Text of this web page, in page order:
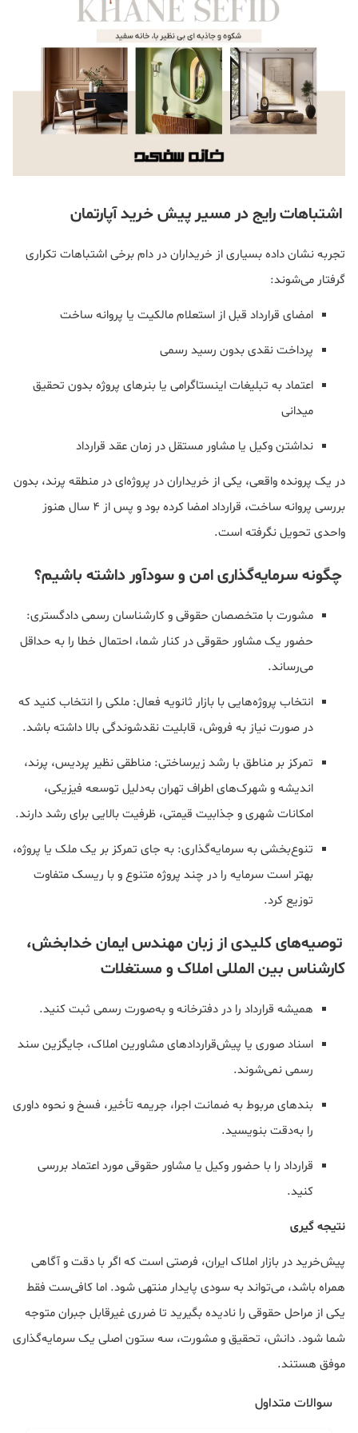
اشتباهات رایج در مسیر پیش‌ خرید آپارتمان
تجربه نشان داده بسیاری از خریداران در دام برخی اشتباهات تکراری
گرفتار می‌شوند:
امضای قرارداد قبل از استعلام مالکیت یا پروانه ساخت
پرداخت نقدی بدون رسید رسمی
اعتماد به تبلیغات اینستاگرامی یا بنرهای پروژه بدون تحقیق
میدانی
نداشتن وکیل یا مشاور مستقل در زمان عقد قرارداد
در یک پرونده واقعی، یکی از خریداران در پروژه‌ای در منطقه پرند، بدون
بررسی پروانه ساخت، قرارداد امضا کرده بود و پس از ۴ سال هنوز
واحدی تحویل نگرفته است.
چگونه سرمایه‌گذاری امن و سودآور داشته باشیم؟
مشورت با متخصصان حقوقی و کارشناسان رسمی دادگستری:
حضور یک مشاور حقوقی در کنار شما، احتمال خطا را به حداقل
می‌رساند.
انتخاب پروژه‌هایی با بازار ثانویه فعال: ملکی را انتخاب کنید که
در صورت نیاز به فروش، قابلیت نقدشوندگی بالا داشته باشد.
تمرکز بر مناطق با رشد زیرساختی: مناطقی نظیر پردیس، پرند،
اندیشه و شهرک‌های اطراف تهران به‌دلیل توسعه فیزیکی،
امکانات شهری و جذابیت قیمتی، ظرفیت بالایی برای رشد دارند.
تنوع‌بخشی به سرمایه‌گذاری: به جای تمرکز بر یک ملک یا پروژه،
بهتر است سرمایه را در چند پروژه متنوع و با ریسک متفاوت
توزیع کرد.
توصیه‌های کلیدی از زبان مهندس ایمان خدابخش،
کارشناس بین المللی املاک و مستغلات
همیشه قرارداد را در دفترخانه و به‌صورت رسمی ثبت کنید.
اسناد صوری یا پیش‌قراردادهای مشاورین املاک، جایگزین سند
رسمی نمی‌شوند.
بندهای مربوط به ضمانت اجرا، جریمه تأخیر، فسخ و نحوه داوری
را به‌دقت بنویسید.
قرارداد را با حضور وکیل یا مشاور حقوقی مورد اعتماد بررسی
کنید.
نتیجه گیری
پیش‌خرید در بازار املاک ایران، فرصتی است که اگر با دقت و آگاهی
همراه باشد، می‌تواند به سودی پایدار منتهی شود. اما کافی‌ست فقط
یکی از مراحل حقوقی را نادیده بگیرید تا ضرری غیرقابل جبران متوجه
شما شود. دانش، تحقیق و مشورت، سه ستون اصلی یک سرمایه‌گذاری
موفق هستند.
سوالات متداول